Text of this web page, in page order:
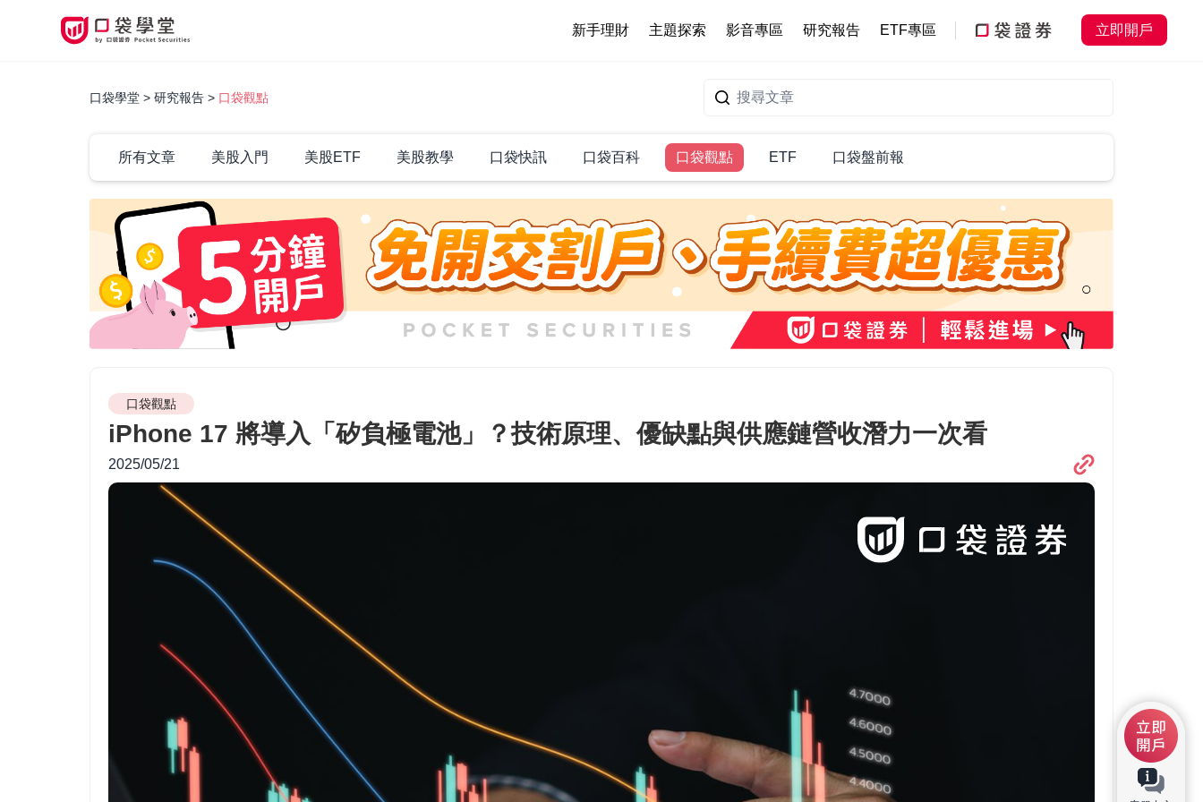
新手理財 主題探索 影音專區 研究報告 ETF專區 立即開戶
口袋學堂 研究報告 口袋觀點
所有文章 美股入門 美股ETF 美股教學 口袋快訊 口袋百科 口袋觀點 ETF 口袋盤前報
口袋觀點
iPhone 17 將導入「矽負極電池」？技術原理、優缺點與供應鏈營收潛力一次看
2025/05/21